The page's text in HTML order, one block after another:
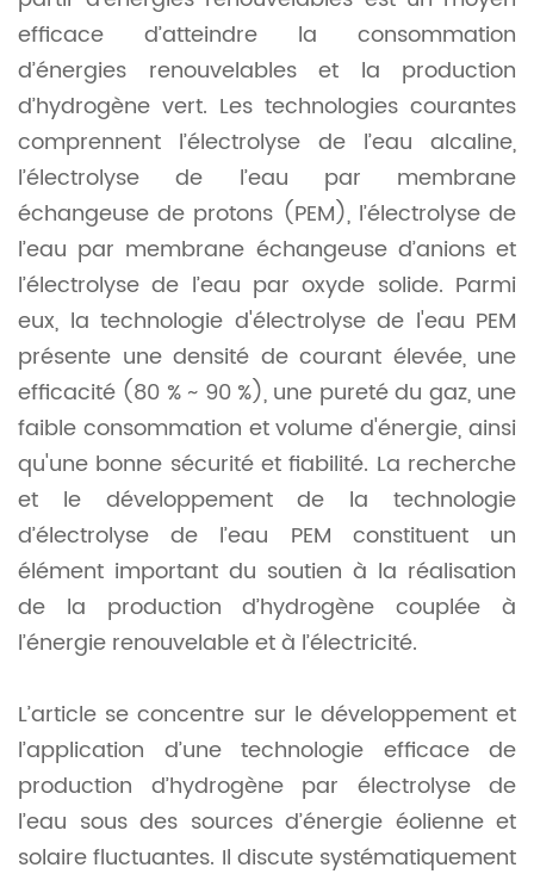
efficace d’atteindre la consommation
d’énergies renouvelables et la production
d’hydrogène vert. Les technologies courantes
comprennent l’électrolyse de l’eau alcaline,
l’électrolyse de l’eau par membrane
échangeuse de protons (PEM), l’électrolyse de
l’eau par membrane échangeuse d’anions et
l’électrolyse de l’eau par oxyde solide. Parmi
eux, la technologie d'électrolyse de l'eau PEM
présente une densité de courant élevée, une
efficacité (80 % ~ 90 %), une pureté du gaz, une
faible consommation et volume d'énergie, ainsi
qu'une bonne sécurité et fiabilité. La recherche
et le développement de la technologie
d’électrolyse de l’eau PEM constituent un
élément important du soutien à la réalisation
de la production d’hydrogène couplée à
l’énergie renouvelable et à l’électricité.
L’article se concentre sur le développement et
l’application d’une technologie efficace de
production d’hydrogène par électrolyse de
l’eau sous des sources d’énergie éolienne et
solaire fluctuantes. Il discute systématiquement